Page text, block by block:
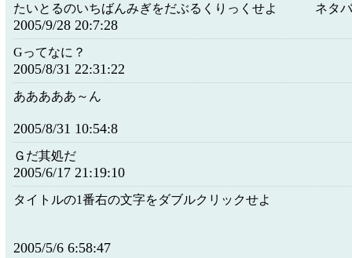
たいとるのいちばんみぎをだぶるくりっくせよ ネタバ
2005/9/28 20:7:28
Gってなに？
2005/8/31 22:31:22
あああああ～ん
2005/8/31 10:54:8
Ｇだ其処だ
2005/6/17 21:19:10
タイトルの1番右の文字をダブルクリックせよ
2005/5/6 6:58:47